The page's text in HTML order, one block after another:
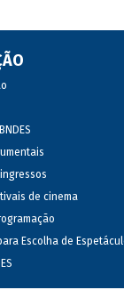
de cinema
Escolha de